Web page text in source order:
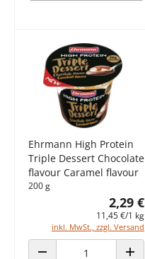
Ehrmann High Protein
Triple Dessert Chocolate
flavour Caramel flavour
200 g
2,29 €
11,45 €/1 kg
inkl. MwSt., zzgl. Versand